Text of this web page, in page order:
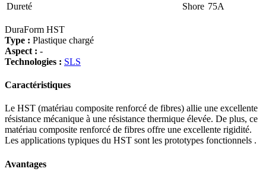
Dureté
Shore 75A
DuraForm HST
Type : Plastique chargé
Aspect : -
Technologies : SLS
Caractéristiques
Le HST (matériau composite renforcé de fibres) allie une excellente
résistance mécanique à une résistance thermique élevée. De plus, ce
matériau composite renforcé de fibres offre une excellente rigidité.
Les applications typiques du HST sont les prototypes fonctionnels .
Avantages